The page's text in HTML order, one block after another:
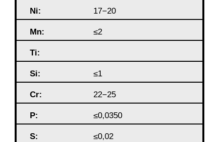
Ni: 17−20
Mn: ≤2
Ti:
Si: ≤1
Cr: 22−25
P: ≤0,0350
S: ≤0,02